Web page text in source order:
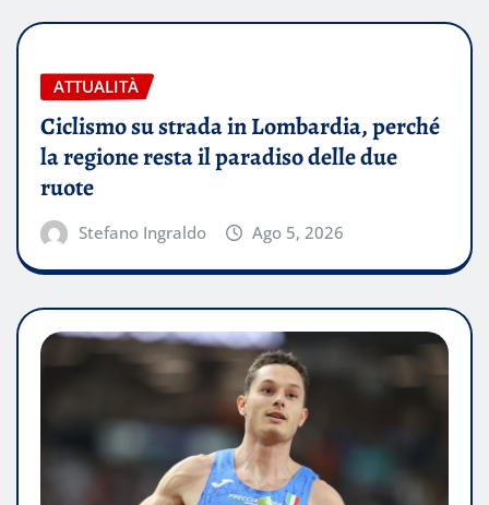
ATTUALITÀ
Ciclismo su strada in Lombardia, perché
la regione resta il paradiso delle due
ruote
Stefano Ingraldo Ago 5, 2026